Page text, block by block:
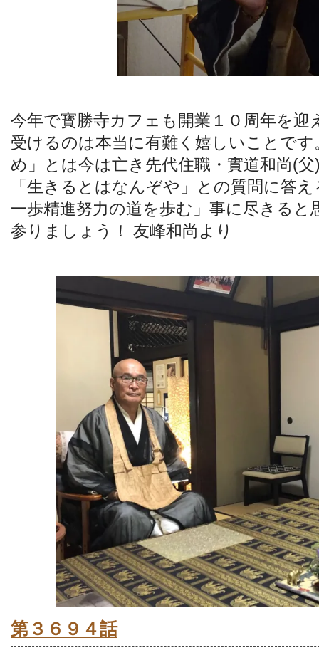
今年で寳勝寺カフェも開業１０周年を
受けるのは本当に有難く嬉しいことで
め」とは今は亡き先代住職・實道和尚(
「生きるとはなんぞや」との質問に答
一歩精進努力の道を歩む」事に尽きる
参りましょう！ 友峰和尚より
第３６９４話